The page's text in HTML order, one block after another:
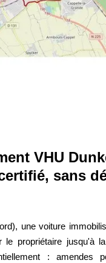
VHU
sans
une voiture
le propriétaire jusqu'à
: amendes